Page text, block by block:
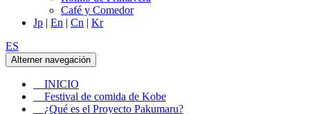
Café y Comedor
Jp | En | Cn | Kr
ES
Alterner navegación
INICIO
Festival de comida de Kobe
¿Qué es el Proyecto Pakumaru?